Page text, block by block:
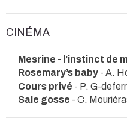
CINÉMA
Mesrine - l’instinct de
Rosemary’s baby - A.
Cours privé - P. G-
Sale gosse - C.